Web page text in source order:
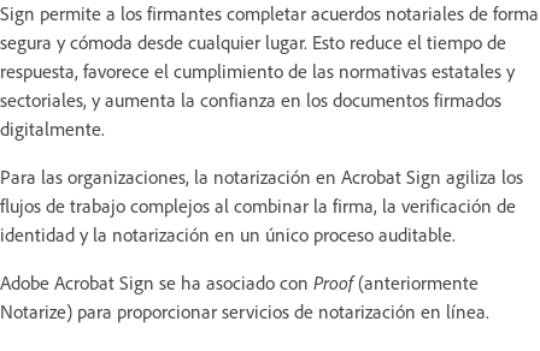
Sign permite a los firmantes completar acuerdos notariales de forma
segura y cómoda desde cualquier lugar. Esto reduce el tiempo de
respuesta, favorece el cumplimiento de las normativas estatales y
sectoriales, y aumenta la confianza en los documentos firmados
digitalmente.
Para las organizaciones, la notarización en Acrobat Sign agiliza los
flujos de trabajo complejos al combinar la firma, la verificación de
identidad y la notarización en un único proceso auditable.
Adobe Acrobat Sign se ha asociado con Proof(anteriormente
Notarize) para proporcionar servicios de notarización en línea.